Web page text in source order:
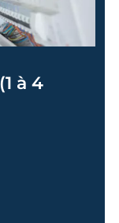
à 4